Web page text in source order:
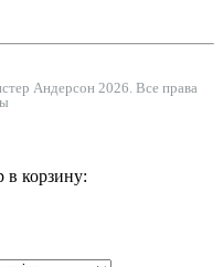
Андерсон 2026. Все права
в корзину: